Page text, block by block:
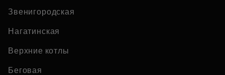
Звенигородская
Нагатинская
Верхние котлы
Беговая